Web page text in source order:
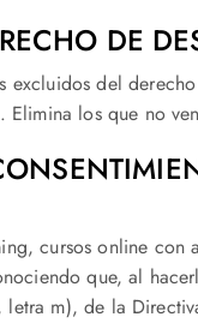
DE
del
Elimina los que no
cursos online con
que, al
m), de la